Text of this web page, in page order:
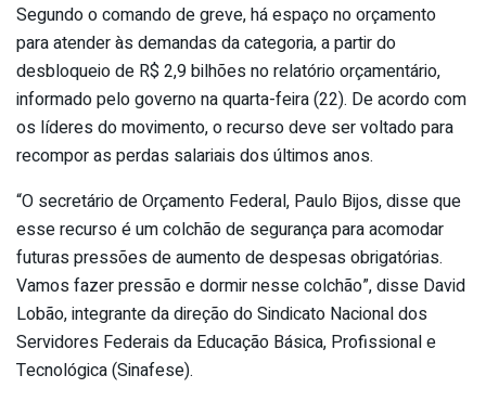
Segundo o comando de greve, há espaço no orçamento
para atender às demandas da categoria, a partir do
desbloqueio de R$ 2,9 bilhões no relatório orçamentário,
informado pelo governo na quarta-feira (22). De acordo com
os líderes do movimento, o recurso deve ser voltado para
recompor as perdas salariais dos últimos anos.
“O secretário de Orçamento Federal, Paulo Bijos, disse que
esse recurso é um colchão de segurança para acomodar
futuras pressões de aumento de despesas obrigatórias.
Vamos fazer pressão e dormir nesse colchão”, disse David
Lobão, integrante da direção do Sindicato Nacional dos
Servidores Federais da Educação Básica, Profissional e
Tecnológica (Sinafese).